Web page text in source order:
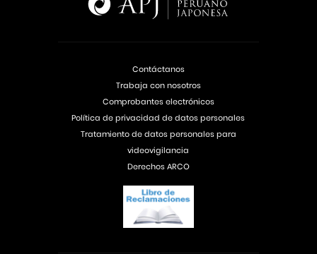
Contáctanos
Trabaja con nosotros
Comprobantes electrónicos
Política de privacidad de datos personales
Tratamiento de datos personales para
videovigilancia
Derechos ARCO